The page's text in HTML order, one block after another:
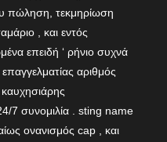
πώληση, τεκμηρίωση
, και εντός
επειδή ‘ ρήνιο συχνά
αριθμός
7 συνομιλία . sting name
ονανισμός cap , και